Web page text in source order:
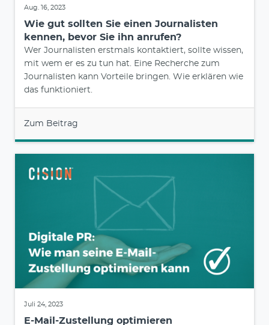
Aug. 16, 2023
Wie gut sollten Sie einen Journalisten
kennen, bevor Sie ihn anrufen?
Wer Journalisten erstmals kontaktiert, sollte wissen,
mit wem er es zu tun hat. Eine Recherche zum
Journalisten kann Vorteile bringen. Wie erklären wie
das funktioniert.
Zum Beitrag
Juli 24, 2023
E-Mail-Zustellung optimieren